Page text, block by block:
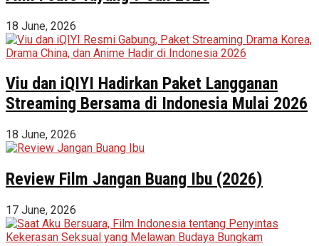
18 June, 2026
Viu dan iQIYI Hadirkan Paket Langganan
Streaming Bersama di Indonesia Mulai 2026
18 June, 2026
Review Film Jangan Buang Ibu (2026)
17 June, 2026